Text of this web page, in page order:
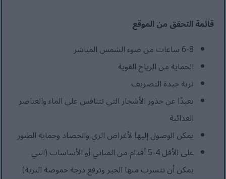
قائمة التحقق من الموقع
6-8 ساعات من ضوء الشمس المباشر
الحماية من الرياح القوية
تربة جيدة التصريف
بعيدًا عن جذور الأشجار التي تتنافس على الماء والعناصر
الغذائية
يمكن الوصول إليها لأغراض الري والحصاد وحماية الطيور
على الأقل 4-5 أقدام من المباني أو الأساسات (التي
يمكن أن تتسرب منها الجير وترفع درجة حموضة التربة)